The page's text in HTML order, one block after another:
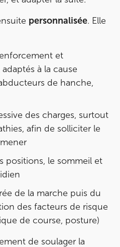
personnalisée. Elle
et
à la cause
de hanche,
des charges, surtout
afin de solliciter le
positions, le sommeil et
de la marche puis du
des facteurs de risque
de course, posture)
de soulager la